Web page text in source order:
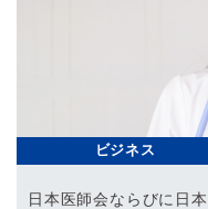
ビジネス
日本医師会ならびに日